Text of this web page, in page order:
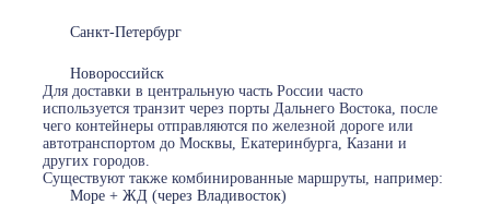
Санкт-Петербург
Новороссийск
Для доставки в центральную часть России часто
используется транзит через порты Дальнего Востока, после
чего контейнеры отправляются по железной дороге или
автотранспортом до Москвы, Екатеринбурга, Казани и
других городов.
Существуют также комбинированные маршруты, например:
Море + ЖД (через Владивосток)